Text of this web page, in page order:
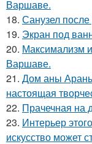
Варшаве.
18. Санузел
19. Экран под
20. Максимализм
Варшаве.
21. Дом аны
настоящая
22. Прачечная на
23. Интерьер
искусство может